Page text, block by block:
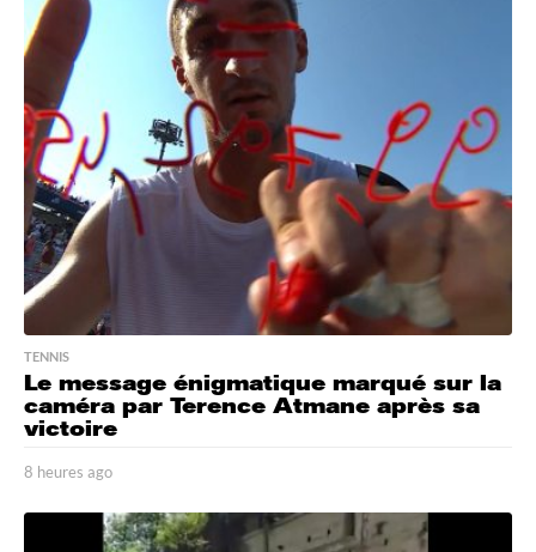
TENNIS
Le message énigmatique marqué sur la
caméra par Terence Atmane après sa
victoire
8 heures ago
h
e